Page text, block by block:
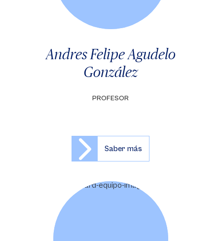
Andres Felipe Agudelo
González
PROFESOR
Saber más